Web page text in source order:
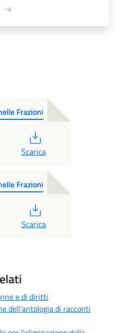
Frazioni
Scarica
Frazioni
Scarica
e di diritti
dell'antologia di racconti